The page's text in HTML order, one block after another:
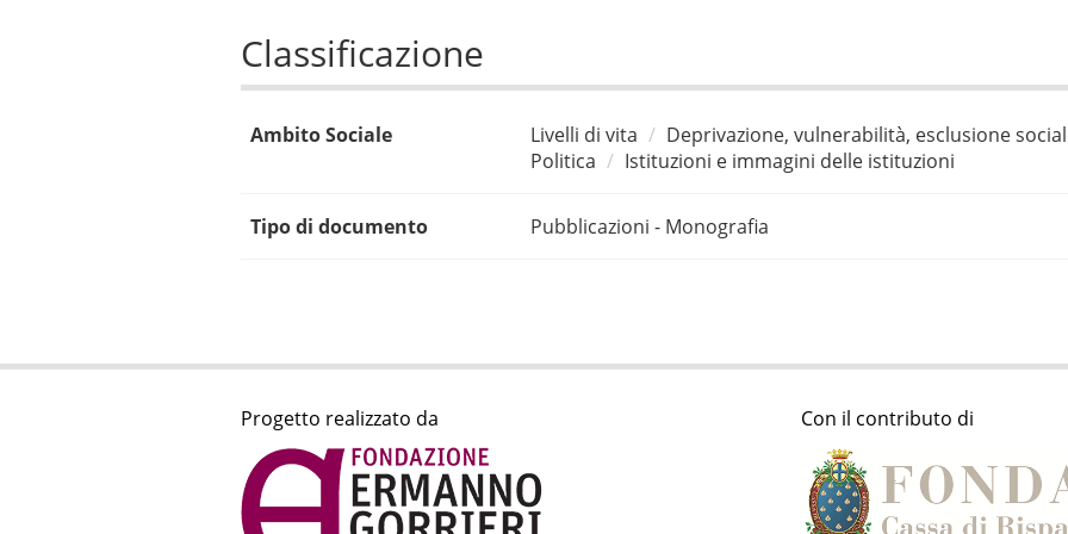
Classificazione
Ambito Sociale Livelli di vita
Deprivazione, vulnerabilità, esclusione
Politica
Istituzioni e immagini delle istituzioni
Tipo di documento Pubblicazioni - Monografia
Progetto realizzato da Con il contributo di